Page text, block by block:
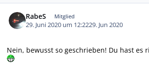
RabeS Mitglied
29. Juni 2020 um 12:2229. Jun 2020
Nein, bewusst so geschrieben! Du hast es